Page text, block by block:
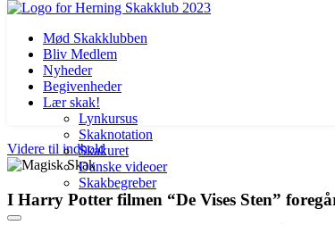
Videre til indhold
Mød Skakklubben
Bliv Medlem
Nyheder
Begivenheder
Lær skak!
Lynkursus
Skaknotation
Skakuret
Danske videoer
Skakbegreber
I Harry Potter filmen “De Vises Sten”